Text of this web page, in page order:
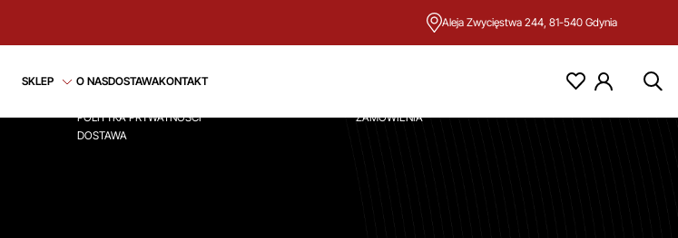
Aleja Zwycięstwa 244, 81-540 Gdynia
SKLEP O NASDOSTAWAKONTAKT
REGULAMIN
POLITYKA PRYWATNOŚCI
DOSTAWA
ZAMÓWIENIA